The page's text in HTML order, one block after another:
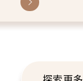
、矯正